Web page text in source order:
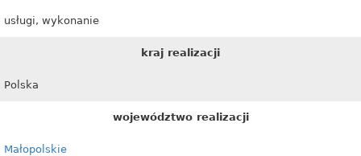
usługi, wykonanie
kraj realizacji
Polska
województwo realizacji
Małopolskie